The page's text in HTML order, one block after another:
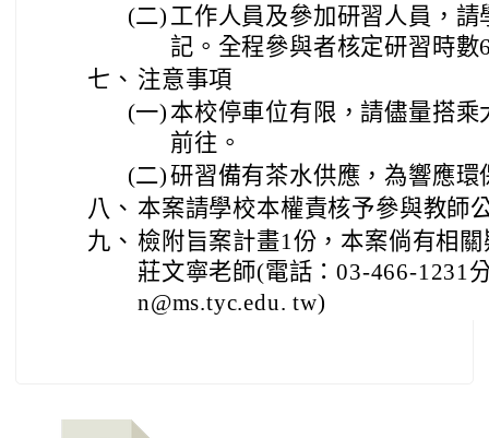
(二) 工作人員及參加研習人員，
記。全程參與者核定研習時數
七、 注意事項
(一) 本校停車位有限，請儘量搭
前往。
(二)研習備有茶水供應，為響應
八、 本案請學校本權責核予參與教師
九、 檢附旨案計畫1份，本案倘有相
莊文寧老師(電話：03-466-1231
n@ms.tyc.edu. tw)